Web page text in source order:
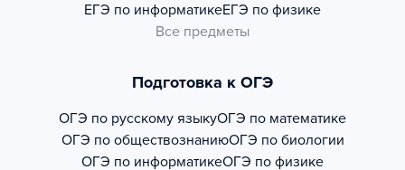
ЕГЭ по информатикеЕГЭ по физике
Все предметы
Подготовка к ОГЭ
ОГЭ по русскому языкуОГЭ по математике
ОГЭ по обществознаниюОГЭ по биологии
ОГЭ по информатикеОГЭ по физике